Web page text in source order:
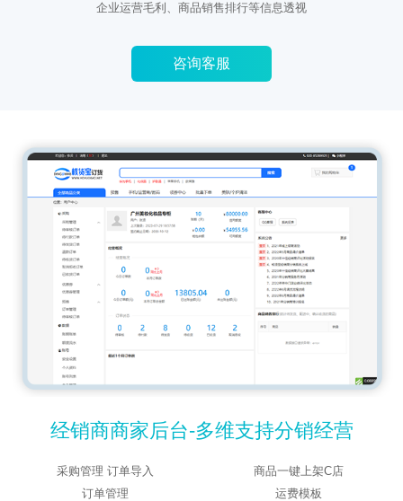
企业运营毛利、商品销售排行等信息透视
咨询客服
经销商商家后台-多维支持分销经营
采购管理 订单导入
商品一键上架C店
订单管理
运费模板